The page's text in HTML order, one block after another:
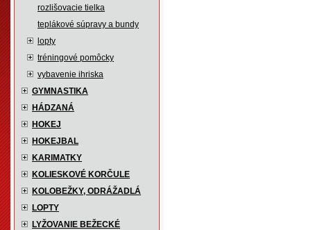
rozlišovacie tielka
teplákové súpravy a bundy
lopty
tréningové pomôcky
vybavenie ihriska
GYMNASTIKA
HÁDZANÁ
HOKEJ
HOKEJBAL
KARIMATKY
KOLIESKOVÉ KORČULE
KOLOBEŽKY, ODRÁŽADLÁ
LOPTY
LYŽOVANIE BEŽECKÉ